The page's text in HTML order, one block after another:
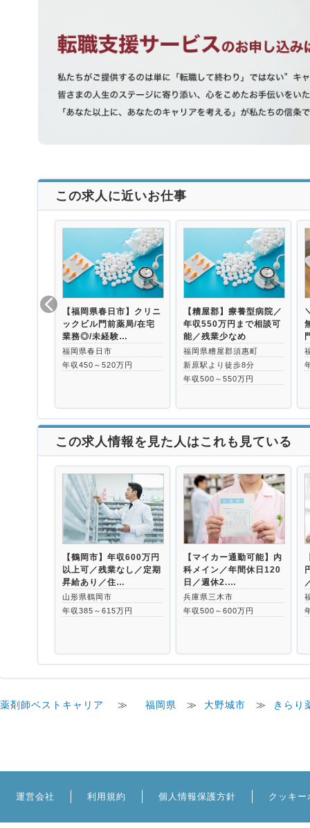
この求人に近いお仕事
【福岡県春日市】クリニ
ックビル門前薬局/在宅
業務◎/未経験…
福岡県春日市
年収450～520万円
【糟屋郡】療養型病院／
年収550万円まで相談可
能／残業少なめ
福岡県糟屋郡須惠町
新原駅より徒歩8分
年収500～550万円
この求人情報を見た人はこれも見ている
【鶴岡市】年収600万円
以上可／残業なし／定期
昇給あり／住…
山形県鶴岡市
年収385～615万円
【マイカー通勤可能】内
科メイン／年間休日120
日／週休2.…
兵庫県三木市
年収500～600万円
薬剤師ベストキャリア ≫ 福岡県 ≫ 大野城市 ≫ きらり
運営会社 利用規約 個人情報保護方針 クッキー